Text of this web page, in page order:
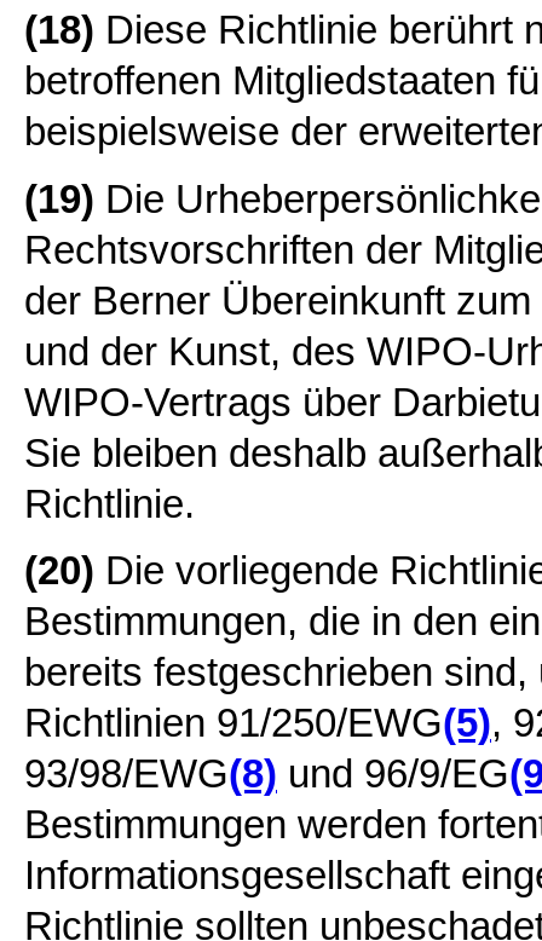
(18) Diese Richtlinie berührt
betroffenen Mitgliedstaaten
beispielsweise der
(19) Die
Rechtsvorschriften der
der Berner Übereinkunft
und der Kunst, des WIPO-
WIPO-Vertrags über
Sie bleiben deshalb
Richtlinie.
(20) Die vorliegende
Bestimmungen, die in den
bereits festgeschrieben
Richtlinien 91/250/EWG(5),
93/98/EWG(8) und 96/9/EG
Bestimmungen werden
Informationsgesellschaft
Richtlinie sollten